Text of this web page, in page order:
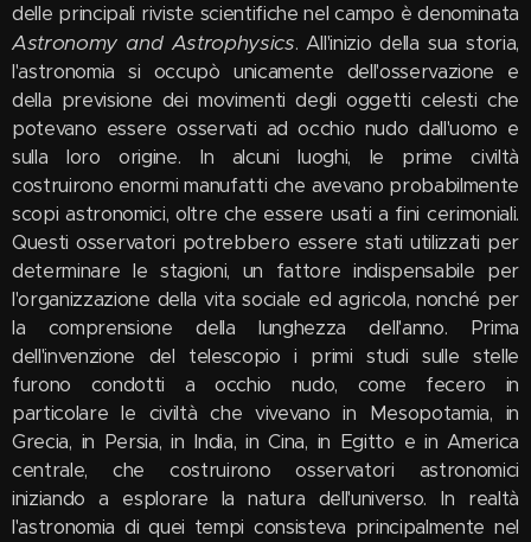
delle principali riviste scientifiche nel campo è denominata
Astronomy and Astrophysics. All'inizio della sua storia,
l'astronomia si occupò unicamente dell'osservazione e
della previsione dei movimenti degli oggetti celesti che
potevano essere osservati ad occhio nudo dall'uomo e
sulla loro origine. In alcuni luoghi, le prime civiltà
costruirono enormi manufatti che avevano probabilmente
scopi astronomici, oltre che essere usati a fini cerimoniali.
Questi osservatori potrebbero essere stati utilizzati per
determinare le stagioni, un fattore indispensabile per
l'organizzazione della vita sociale ed agricola, nonché per
la comprensione della lunghezza dell'anno. Prima
dell'invenzione del telescopio i primi studi sulle stelle
furono condotti a occhio nudo, come fecero in
particolare le civiltà che vivevano in Mesopotamia, in
Grecia, in Persia, in India, in Cina, in Egitto e in America
centrale, che costruirono osservatori astronomici
iniziando a esplorare la natura dell'universo. In realtà
l'astronomia di quei tempi consisteva principalmente nel